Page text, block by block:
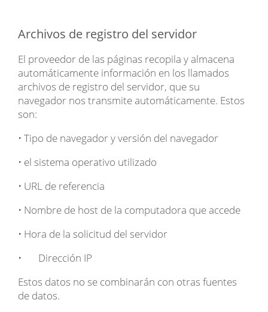
Archivos de registro del servidor
El proveedor de las páginas recopila y almacena
automáticamente información en los llamados
archivos de registro del servidor, que su
navegador nos transmite automáticamente. Estos
son:
• Tipo de navegador y versión del navegador
• el sistema operativo utilizado
• URL de referencia
• Nombre de host de la computadora que accede
• Hora de la solicitud del servidor
• Dirección IP
Estos datos no se combinarán con otras fuentes
de datos.